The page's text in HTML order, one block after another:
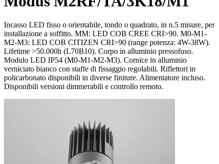
Incasso LED fisso o orientabile, tondo o quadrato, in n.5 misure, per
installazione a soffitto. MM: LED COB CREE CRI>90. M0-M1-
M2-M3: LED COB CITIZEN CRI>90 (range potenza: 4W-38W).
Lifetime >50.000h (L70B10). Corpo in alluminio pressofuso.
Modulo LED IP54 (M0-M1-M2-M3). Cornice in alluminio
verniciato bianco con staffe di fissaggio regolabili. Riflettori in
policarbonato disponibili in diverse finiture. Alimentatore incluso.
Disponibili versioni dimmerabili e controllo remoto.